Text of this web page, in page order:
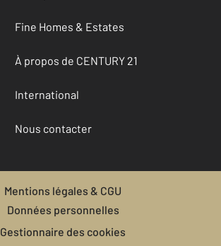
Fine Homes & Estates
À propos de CENTURY 21
International
Nous contacter
Mentions légales & CGU
Données personnelles
Gestionnaire des cookies